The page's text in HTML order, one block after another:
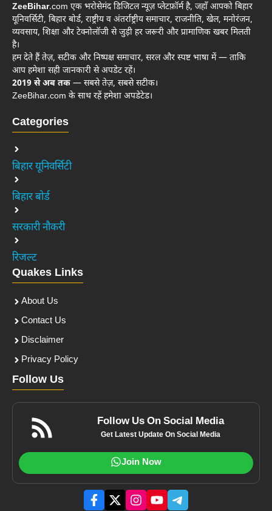
ZeeBihar.com एक भरोसेमंद डिजिटल न्यूज़ प्लेटफ़ॉर्म है, जहाँ आपको बिहार
यूनिवर्सिटी, बिहार बोर्ड, राष्ट्रीय व अंतर्राष्ट्रीय समाचार, राजनीति, खेल, मनोरंजन,
व्यवसाय, शिक्षा और टेक्नोलॉजी से जुड़ी हर जरूरी और प्रामाणिक खबर मिलती
है।
हम देते हैं तेज़, सटीक और निष्पक्ष समाचार, सरल और स्पष्ट भाषा में — ताकि
आप हमेशा सही जानकारी से अपडेट रहें।
2019 से अब तक — सबसे तेज़, सबसे सटीक।
ZeeBihar.com के साथ रहें हमेशा अपडेटेड।
Categories
बिहार यूनिवर्सिटी
बिहार बोर्ड
सरकारी नौकरी
रिजल्ट
Quakes Links
About Us
Contact Us
Disclaimer
Privacy Policy
Follow Us
Follow Us On Social Media
Get Latest Update On Social Media
Join Now